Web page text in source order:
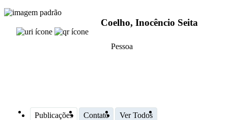
Coelho, Inocêncio Seita
Pessoa
Publicações Contato Ver Todos